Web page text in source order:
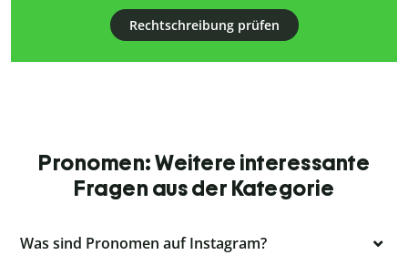
Rechtschreibung prüfen
Pronomen: Weitere interessante
Fragen aus der Kategorie
Was sind Pronomen auf Instagram?